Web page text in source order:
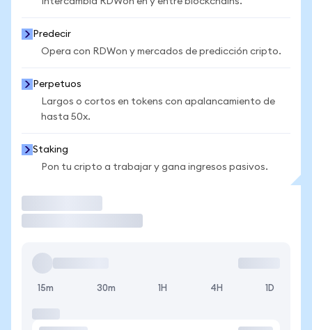
Predecir
Opera con RDWon y mercados de predicción cripto.
Perpetuos
Largos o cortos en tokens con apalancamiento de
hasta 50x.
Staking
Pon tu cripto a trabajar y gana ingresos pasivos.
15m 30m 1H 4H 1D